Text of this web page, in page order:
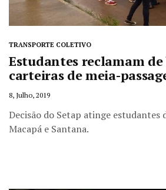
TRANSPORTE COLETIVO
Estudantes reclamam
carteiras de meia-
8, Julho, 2019
Decisão do Setap atinge estudantes
Macapá e Santana.